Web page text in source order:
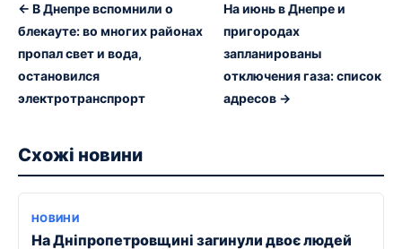
← В Днепре вспомнили о
блекауте: во многих районах
пропал свет и вода,
остановился
электротранспрорт
На июнь в Днепре и
пригородах
запланированы
отключения газа: список
адресов →
Схожі новини
НОВИНИ
На Дніпропетровщині загинули двоє людей